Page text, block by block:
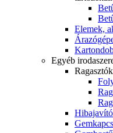
Elemek,
Egyéb
Ragasztók